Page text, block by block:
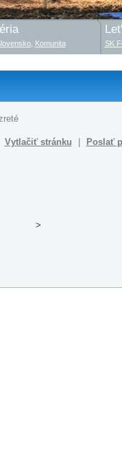
Vytlačiť stránku Poslať
>
, Komunita SK